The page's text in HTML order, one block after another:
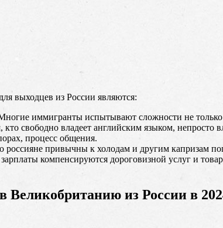
выходцев из России являются:
иммигранты испытывают сложности не только
кто свободно владеет английским языком, непросто
процесс общения.
россияне привычны к холодам и другим капризам
компенсируются дороговизной услуг и
Великобританию из России в